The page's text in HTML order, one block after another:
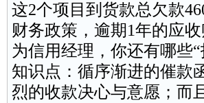
这2个项目到货款总欠款
财务政策，逾期1年的应
为信用经理，你还有哪些
知识点：循序渐进的催款
烈的收款决心与意愿；而